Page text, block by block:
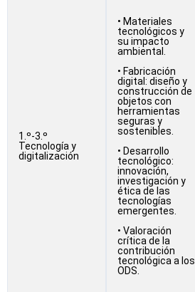
1.º-3.º
Tecnología y
digitalización
• Materiales
tecnológicos y
su impacto
ambiental.
• Fabricación
digital: diseño y
construcción de
objetos con
herramientas
seguras y
sostenibles.
• Desarrollo
tecnológico:
innovación,
investigación y
ética de las
tecnologías
emergentes.
• Valoración
crítica de la
contribución
tecnológica a los
ODS.